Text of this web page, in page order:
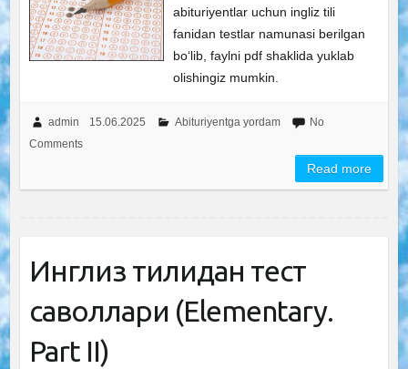
abituriyentlar uchun ingliz tili
fanidan testlar namunasi berilgan
bo‘lib, faylni pdf shaklida yuklab
olishingiz mumkin.
admin 15.06.2025 Abituriyentga yordam
No
Comments
Read more
Инглиз тилидан тест
саволлари (Elementary.
Part II)